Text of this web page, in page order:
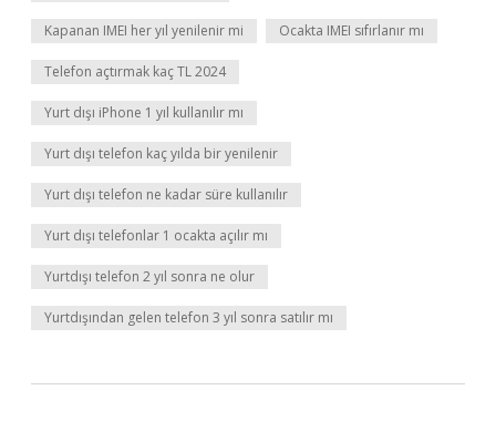
Kapanan IMEI her yıl yenilenir mi Ocakta IMEI sıfırlanır mı
Telefon açtırmak kaç TL 2024
Yurt dışı iPhone 1 yıl kullanılır mı
Yurt dışı telefon kaç yılda bir yenilenir
Yurt dışı telefon ne kadar süre kullanılır
Yurt dışı telefonlar 1 ocakta açılır mı
Yurtdışı telefon 2 yıl sonra ne olur
Yurtdışından gelen telefon 3 yıl sonra satılır mı